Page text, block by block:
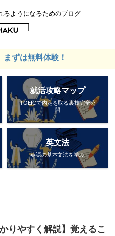
るようになるためのブログ
無料体験！
就活攻略マップ
TOEICで内定を取る裏技完全公
開
英文法
英語の基本文法を学ぶ
りやすく解説】覚えるこ